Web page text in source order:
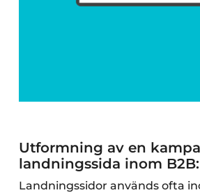
Utformning av en
landningssida inom B2B:
Landningssidor används ofta